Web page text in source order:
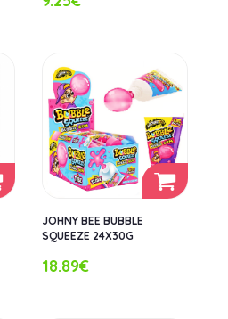
JOHNY BEE BUBBLE
SQUEEZE 24X30G
18.89€